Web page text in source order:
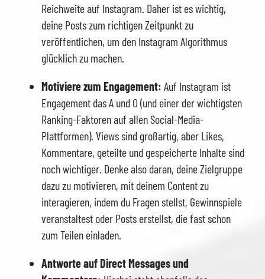
Reichweite auf Instagram. Daher ist es wichtig,
deine Posts zum richtigen Zeitpunkt zu
veröffentlichen, um den Instagram Algorithmus
glücklich zu machen.
Motiviere zum Engagement: Auf Instagram ist
Engagement das A und O (und einer der wichtigsten
Ranking-Faktoren auf allen Social-Media-
Plattformen). Views sind großartig, aber Likes,
Kommentare, geteilte und gespeicherte Inhalte sind
noch wichtiger. Denke also daran, deine Zielgruppe
dazu zu motivieren, mit deinem Content zu
interagieren, indem du Fragen stellst, Gewinnspiele
veranstaltest oder Posts erstellst, die fast schon
zum Teilen einladen.
Antworte auf Direct Messages und